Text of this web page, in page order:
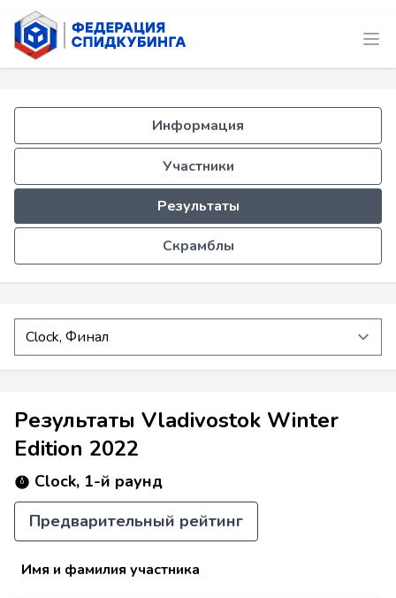
Информация
Участники
Результаты
Скрамблы
Результаты Vladivostok Winter
Edition 2022
Clock, 1-й раунд
Предварительный рейтинг
Имя и фамилия участника